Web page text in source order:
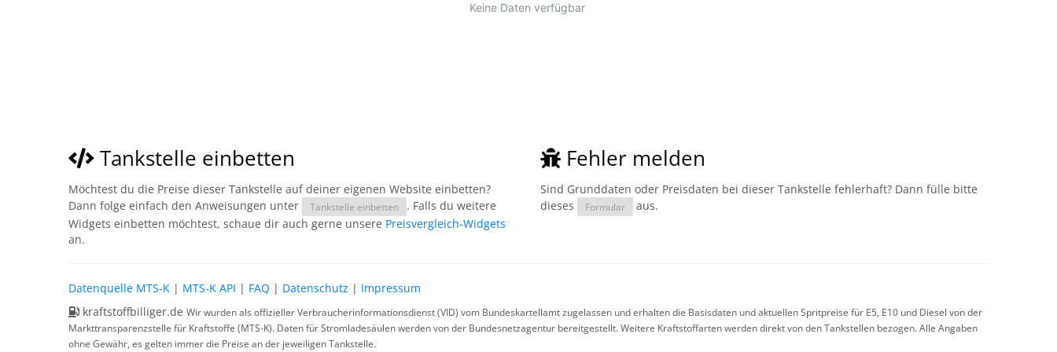
Tankstelle einbetten
Möchtest du die Preise dieser Tankstelle auf deiner eigenen Website einbetten?
Dann folge einfach den Anweisungen unter
Tankstelle einbetten
. Falls du weitere
Widgets einbetten möchtest, schaue dir auch gerne unsere Preisvergleich-Widgets
an.
Fehler melden
Sind Grunddaten oder Preisdaten bei dieser Tankstelle fehlerhaft? Dann fülle bitte
dieses
Formular aus.
Datenquelle MTS-K | MTS-K API | FAQ | Datenschutz | Impressum
kraftstoffbilliger.de Wir wurden als offizieller Verbraucherinformationsdienst (VID) vom Bundeskartellamt zugelassen und erhalten die Basisdaten und aktuellen Spritpreise für E5, E10 und Diesel von der
Markttransparenzstelle für Kraftstoffe (MTS-K). Daten für Stromladesäulen werden von der Bundesnetzagentur bereitgestellt. Weitere Kraftstoffarten werden direkt von den Tankstellen bezogen. Alle Angaben
ohne Gewähr, es gelten immer die Preise an der jeweiligen Tankstelle.